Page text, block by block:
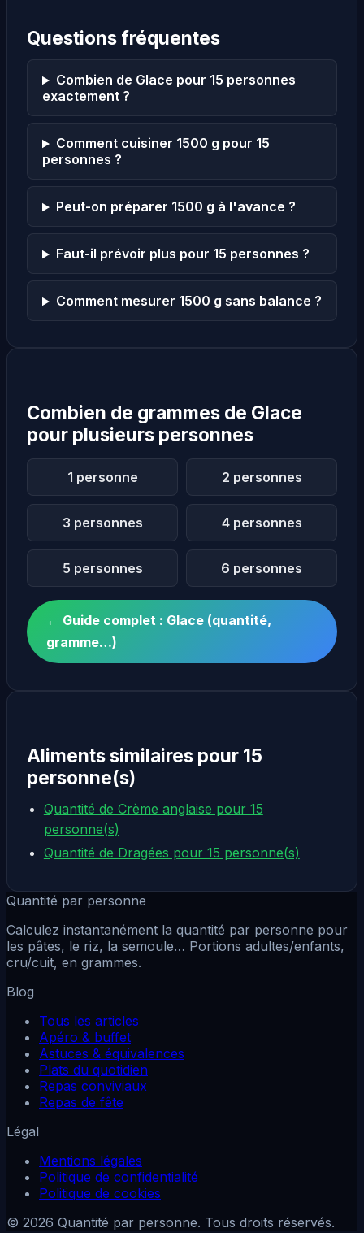
Questions fréquentes
Combien de Glace pour 15 personnes
exactement ?
Comment cuisiner 1500 g pour 15
personnes ?
Peut-on préparer 1500 g à l'avance ?
Faut-il prévoir plus pour 15 personnes ?
Comment mesurer 1500 g sans balance ?
Combien de grammes de Glace
pour plusieurs personnes
1 personne 2 personnes
3 personnes 4 personnes
5 personnes 6 personnes
← Guide complet : Glace (quantité,
gramme…)
Aliments similaires pour 15
personne(s)
Quantité de Crème anglaise pour 15
personne(s)
Quantité de Dragées pour 15 personne(s)
Quantité par personne
Calculez instantanément la quantité par personne pour
les pâtes, le riz, la semoule… Portions adultes/enfants,
cru/cuit, en grammes.
Blog
Tous les articles
Apéro & buffet
Astuces & équivalences
Plats du quotidien
Repas conviviaux
Repas de fête
Légal
Mentions légales
Politique de confidentialité
Politique de cookies
© 2026 Quantité par personne. Tous droits réservés.